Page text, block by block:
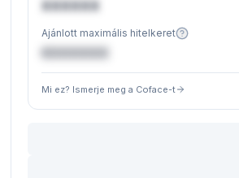
XXXXXX
Ajánlott maximális hitelkeret
€XXXXXX
Mi ez? Ismerje meg a Coface-t